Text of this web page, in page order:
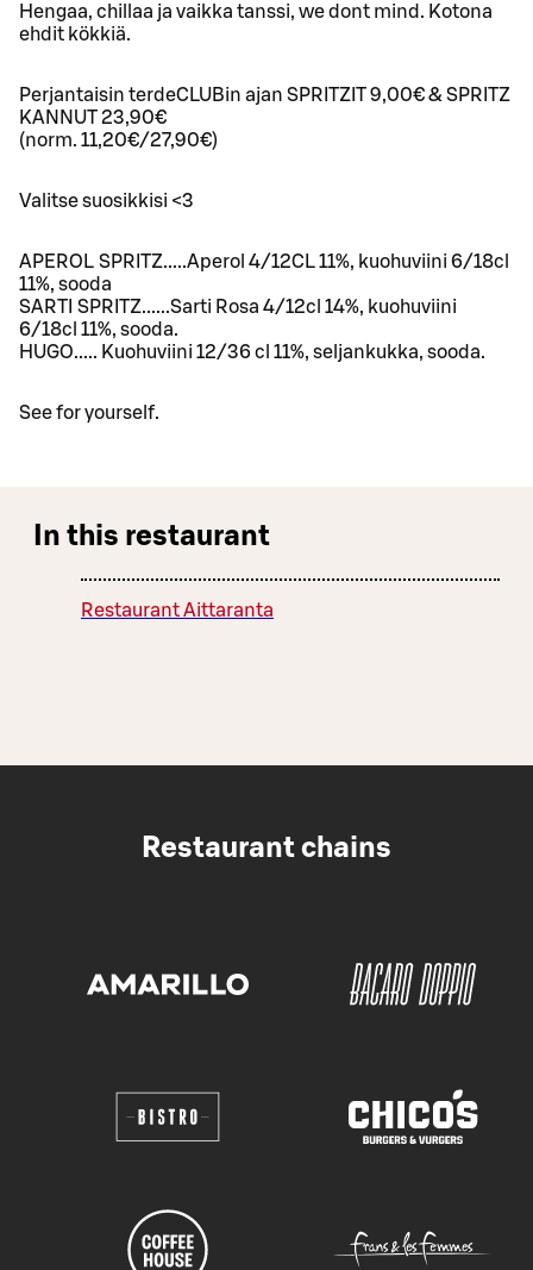
Hengaa, chillaa ja vaikka tanssi, we dont mind. Kotona
ehdit kökkiä.
Perjantaisin terdeCLUBin ajan SPRITZIT 9,00€ & SPRITZ
KANNUT 23,90€
(norm. 11,20€/27,90€)
Valitse suosikkisi <3
APEROL SPRITZ.....Aperol 4/12CL 11%, kuohuviini 6/18cl
11%, sooda
SARTI SPRITZ......Sarti Rosa 4/12cl 14%, kuohuviini
6/18cl 11%, sooda.
HUGO..... Kuohuviini 12/36 cl 11%, seljankukka, sooda.
See for yourself.
In this restaurant
Restaurant Aittaranta
Restaurant chains